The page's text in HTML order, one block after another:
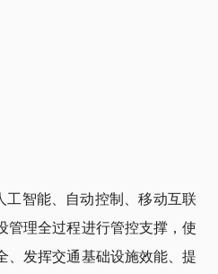
智能、自动控制、移动互联
管理全过程进行管控支撑，使
、发挥交通基础设施效能、提